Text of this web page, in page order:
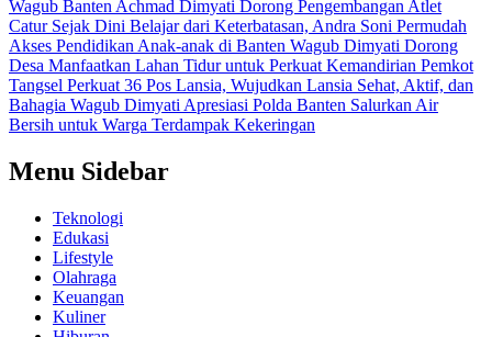
Wagub Banten Achmad Dimyati Dorong Pengembangan Atlet
Catur Sejak Dini Belajar dari Keterbatasan, Andra Soni Permudah
Akses Pendidikan Anak-anak di Banten Wagub Dimyati Dorong
Desa Manfaatkan Lahan Tidur untuk Perkuat Kemandirian Pemkot
Tangsel Perkuat 36 Pos Lansia, Wujudkan Lansia Sehat, Aktif, dan
Bahagia Wagub Dimyati Apresiasi Polda Banten Salurkan Air
Bersih untuk Warga Terdampak Kekeringan
Menu Sidebar
Teknologi
Edukasi
Lifestyle
Olahraga
Keuangan
Kuliner